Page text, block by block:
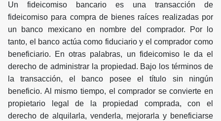
Un fideicomiso bancario es una transacción de
fideicomiso para compra de bienes raíces realizadas por
un banco mexicano en nombre del comprador. Por lo
tanto, el banco actúa como fiduciario y el comprador como
beneficiario. En otras palabras, un fideicomiso le da el
derecho de administrar la propiedad. Bajo los términos de
la transacción, el banco posee el título sin ningún
beneficio. Al mismo tiempo, el comprador se convierte en
propietario legal de la propiedad comprada, con el
derecho de alquilarla, venderla, mejorarla y beneficiarse